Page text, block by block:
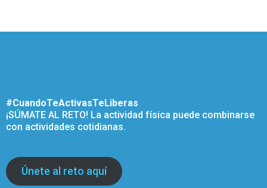
#CuandoTeActivasTeLiberas
¡SÚMATE AL RETO! La actividad física puede combinarse
con actividades cotidianas.
Únete al reto aquí